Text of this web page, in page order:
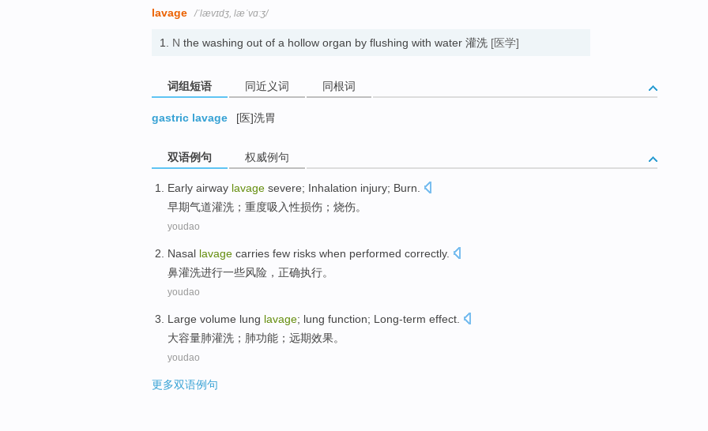
lavage /ˈlævɪdʒ, læˈvɑːʒ/
1. N the washing out of a hollow organ by flushing with water 灌洗 [医学]
词组短语 同近义词 同根词
gastric lavage [医]洗胃
双语例句 权威例句
Early airway lavage severe; Inhalation injury; Burn.
早期气道灌洗 ； 重度吸入性损伤 ； 烧伤。
youdao
Nasal lavage carries few risks when performed correctly.
鼻灌洗进行一些风险 ， 正确执行。
youdao
Large volume lung lavage; lung function; Long-term effect
大容量肺灌洗 ；肺功能 ； 远期效果。
youdao
更多双语例句